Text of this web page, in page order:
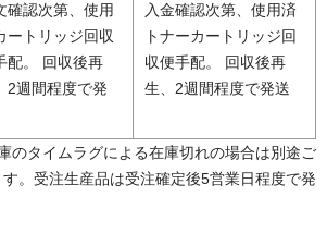
確認次第、使用
ートリッジ回収
配。 回収後再
2週間程度で発
入金確認次第、使用済
トナーカートリッジ回
収便手配。 回収後再
生、2週間程度で発送
のタイムラグによる在庫切れの場合は別途ご
。受注生産品は受注確定後5営業日程度で発